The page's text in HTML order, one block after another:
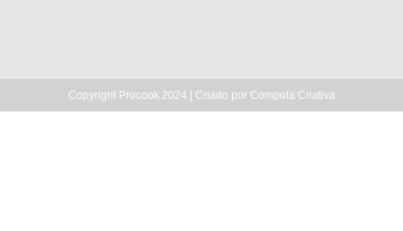
Copyright Procook 2024 | Criado por Compota Criativa